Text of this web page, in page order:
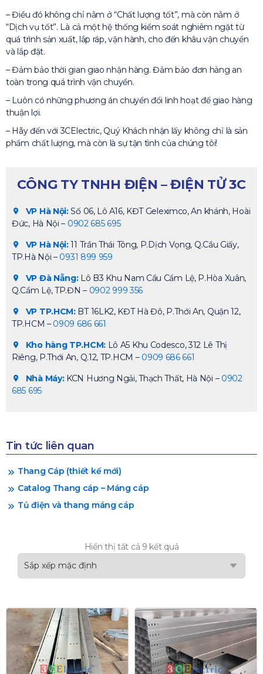
– Điều đó không chỉ nằm ở “Chất lượng tốt”, mà còn nằm ở
“Dịch vụ tốt”. Là cả một hệ thống kiểm soát nghiêm ngặt từ
quá trình sản xuất, lắp ráp, vận hành, cho đến khâu vận chuyển
và lắp đặt.
– Đảm bảo thời gian giao nhận hàng. Đảm bảo đơn hàng an
toàn trong quá trình vận chuyển.
– Luôn có những phương án chuyển đổi linh hoạt để giao hàng
thuận lợi.
– Hãy đến với 3CElectric, Quý Khách nhận lấy không chỉ là sản
phẩm chất lượng, mà còn là sự tận tình của chúng tôi!
CÔNG TY TNHH ĐIỆN – ĐIỆN TỬ 3C
VP Hà Nội:Số 06, Lô A16, KĐT Geleximco, An khánh, Hoài
Đức, Hà Nội – 0902 685 695
VP Hà Nội:11 Trần Thái Tông, P.Dịch Vọng, Q.Cầu Giấy,
TP.Hà Nội – 0931 899 959
VP Đà Nẵng:Lô B3 Khu Nam Cầu Cẩm Lệ, P.Hòa Xuân,
Q.Cẩm Lệ, TP.ĐN – 0902 999 356
VP TP.HCM:BT 16LK2, KĐT Hà Đô, P.Thới An, Quận 12,
TP.HCM – 0909 686 661
Kho hàng TP.HCM:Lô A5 Khu Codesco, 312 Lê Thị
Riêng, P.Thới An, Q.12, TP.HCM – 0909 686 661
Nhà Máy:KCN Hương Ngải, Thạch Thất, Hà Nội – 0902
685 695
Tin tức liên quan
Thang Cáp (thiết kế mới)
Catalog Thang cáp – Máng cáp
Tủ điện và thang máng cáp
Hiển thị tất cả 9 kết quả